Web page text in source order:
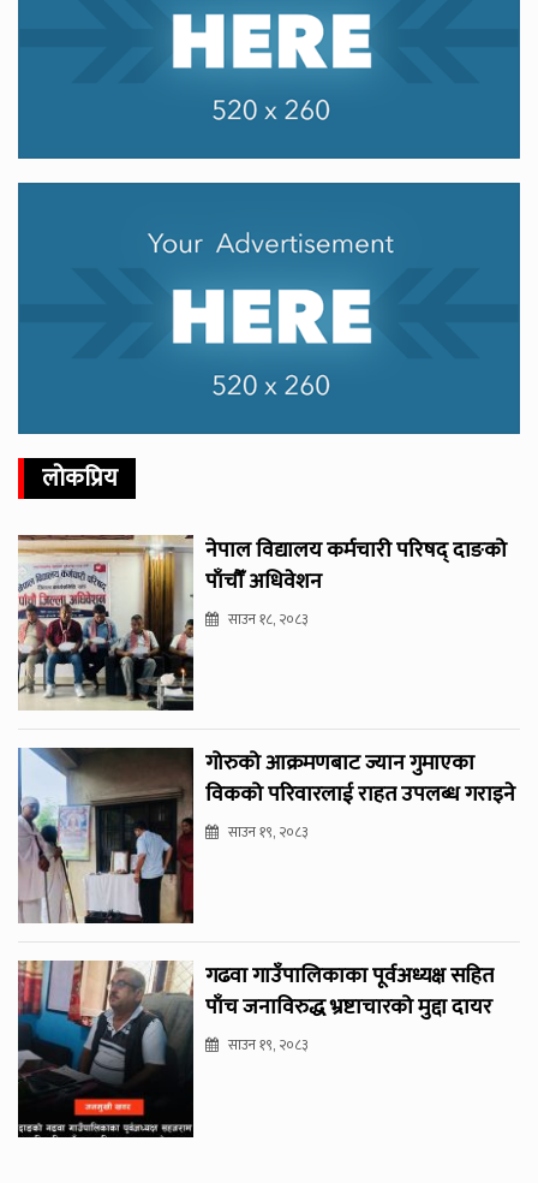
लोकप्रिय
नेपाल विद्यालय कर्मचारी परिषद् दाङको
पाँचौँ अधिवेशन
साउन १८, २०८३
गोरुको आक्रमणबाट ज्यान गुमाएका
विकको परिवारलाई राहत उपलब्ध गराइने
साउन १९, २०८३
गढवा गाउँपालिकाका पूर्वअध्यक्ष सहित
पाँच जनाविरुद्ध भ्रष्टाचारको मुद्दा दायर
साउन १९, २०८३